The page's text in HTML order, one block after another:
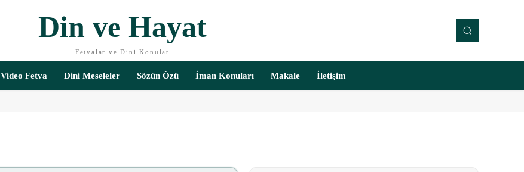
Din ve Hayat
Fetvalar ve Dini Konular
Video Fetva Dini Meseleler Sözün Özü İman Konuları Makale İletişim